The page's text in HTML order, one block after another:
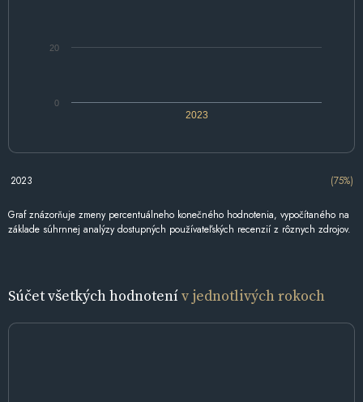
2023
0
20
2023 (75%)
Graf znázorňuje zmeny percentuálneho konečného hodnotenia, vypočítaného na
základe súhrnnej analýzy dostupných používateľských recenzií z rôznych zdrojov.
Súčet všetkých hodnotenív jednotlivých rokoch